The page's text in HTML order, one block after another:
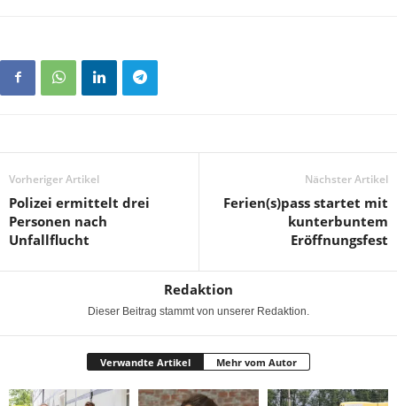
Vorheriger Artikel
Polizei ermittelt drei
Personen nach
Unfallflucht
Nächster Artikel
Ferien(s)pass startet mit
kunterbuntem
Eröffnungsfest
Redaktion
Dieser Beitrag stammt von unserer Redaktion.
Verwandte Artikel Mehr vom Autor